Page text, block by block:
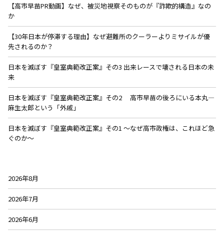
【高市早苗PR動画】なぜ、被災地視察そのものが『詐欺的構造』なの
か
【30年日本が停滞する理由】なぜ避難所のクーラーよりミサイルが優
先されるのか？
日本を滅ぼす『皇室典範改正案』その3 出来レースで壊される日本の未
来
日本を滅ぼす『皇室典範改正案』その2 高市早苗の後ろにいる本丸—
麻生太郎という「外戚」
日本を滅ぼす『皇室典範改正案』その1 〜なぜ高市政権は、これほど急
ぐのか〜
2026年8月
2026年7月
2026年6月